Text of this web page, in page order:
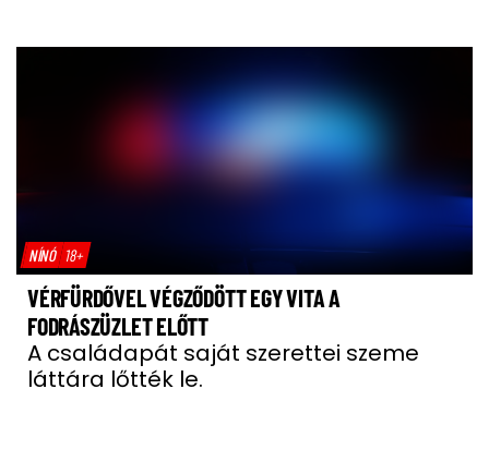
NÍNÓ 18+
VÉRFÜRDŐVEL VÉGZŐDÖTT EGY VITA A
FODRÁSZÜZLET ELŐTT
A családapát saját szerettei szeme
láttára lőtték le.